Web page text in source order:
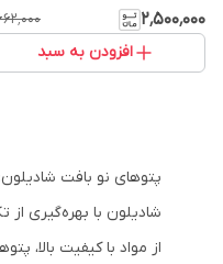
۲٬۵۰۰٬۰۰۰
افزودن به سبد
پتوهای نو بافت
شادیلون با بهره‌گیری از
از مواد با کیفیت بالا،